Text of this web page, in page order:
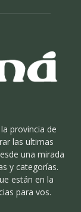
provincia de
las ultimas
una mirada
y categorías.
están en la
para vos.